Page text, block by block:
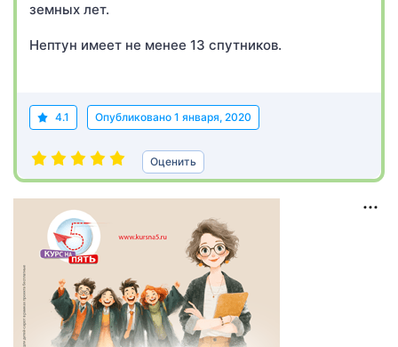
земных лет.
Нептун имеет не менее 13 спутников.
4.1 Опубликовано 1 января, 2020
Оценить